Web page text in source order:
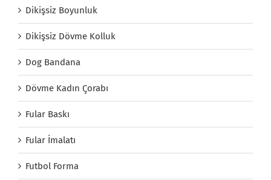
Dikişsiz Boyunluk
Dikişsiz Dövme Kolluk
Dog Bandana
Dövme Kadın Çorabı
Fular Baskı
Fular İmalatı
Futbol Forma